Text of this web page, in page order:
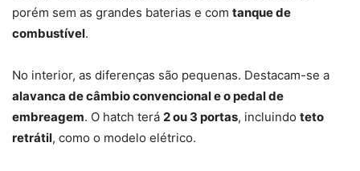
porém sem as grandes baterias e com tanque de
combustível.
No interior, as diferenças são pequenas. Destacam-se a
alavanca de câmbio convencional e o pedal de
embreagem. O hatch terá 2 ou 3 portas, incluindo teto
retrátil, como o modelo elétrico.